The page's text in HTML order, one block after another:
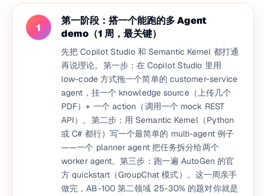
1
第一阶段：搭一个能跑的多 Agent
demo（1 周，最关键）
先把 Copilot Studio 和 Semantic Kernel 都打通
再说理论。第一步：在 Copilot Studio 里用
low-code 方式拖一个简单的 customer-service
agent，挂一个 knowledge source（上传几个
PDF）+ 一个 action（调用一个 mock REST
API）。第二步：用 Semantic Kernel（Python
或 C# 都行）写一个最简单的 multi-agent 例子
——一个 planner agent 把任务拆分给两个
worker agent。第三步：跑一遍 AutoGen 的官
方 quickstart（GroupChat 模式）。这一周亲手
做完，AB-100 第二领域 25-30% 的题对你就是